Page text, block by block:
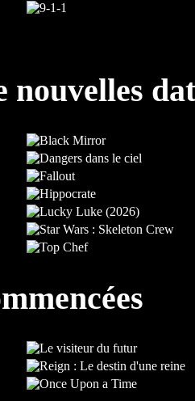
nouvelles